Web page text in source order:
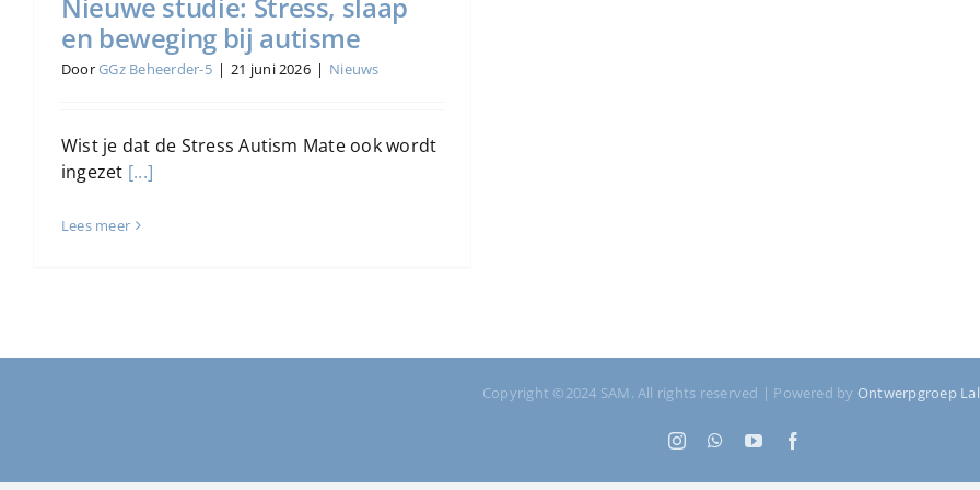
en beweging bij autisme
DoorGGz Beheerder-5 | 21 juni 2026 | Nieuws
Wist je dat de Stress Autism Mate ook wordt
ingezet [...]
Lees meer
Copyright ©2024 SAM. All rights reserved | Powered by Ontwerpgroep
InstagramWhatsApp
YouTube